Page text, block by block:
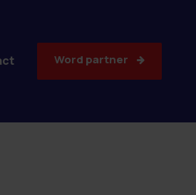
Word partner